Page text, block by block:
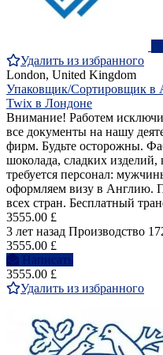
Удалить из избранного
London, United Kingdom
Упаковщик/Сортировщик в
Twix в Лондоне
Внимание! Работем
все документы на нашу
фирм. Будьте осторожны.
шоколада, сладких изделий,
требуется персонал:
оформляем визу в Англию.
всех стран. Бесплатный
3555.00 £
3 лет назад Производство
3555.00 £
Написать
3555.00 £
Удалить из избранного